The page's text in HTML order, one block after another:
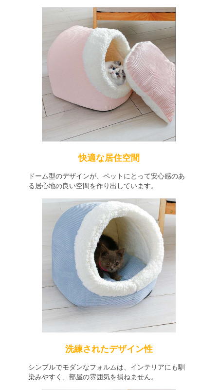
快適な居住空間
ドーム型のデザインが、ペットにとって安心感のあ
る居心地の良い空間を作り出しています。
洗練されたデザイン性
シンプルでモダンなフォルムは、インテリアにも馴
染みやすく、部屋の雰囲気を損ねません。